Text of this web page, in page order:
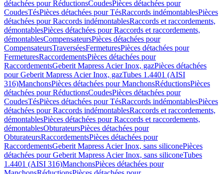
détachées pour RéductionsCoudesPièces détachées pour
CoudesTésPièces détachées pour TésRaccords indémontablesPièces
détachées pour Raccords indémontablesRaccords et raccordements,
démontablesPièces détachées pour Raccords et raccordements,
démontablesCompensateursPièces détachées pour
CompensateursTraverséesFermeturesPièces détachées pour
FermeturesRaccordementsPièces détachées pour
RaccordementsGeberit Mapress Acier Inox, gazPièces détachées
pour Geberit Mapress Acier Inox, gazTubes 1.4401 (AISI
316)ManchonsPièces détachées pour ManchonsRéductionsPièces
détachées pour RéductionsCoudesPièces détachées pour
CoudesTésPièces détachées pour TésRaccords indémontablesPièces
détachées pour Raccords indémontablesRaccords et raccordements,
démontablesPièces détachées pour Raccords et raccordements,
démontablesObturateursPièces détachées pour
ObturateursRaccordementsPièces détachées pour
RaccordementsGeberit Mapress Acier Inox, sans siliconePièces
détachées pour Geberit Mapress Acier Inox, sans siliconeTubes
1.4401 (AISI 316)ManchonsPièces détachées pour